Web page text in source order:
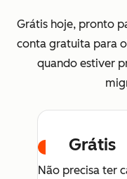
Grátis hoje, pronto
conta gratuita para
quando estiver
Grátis
Não precisa ter